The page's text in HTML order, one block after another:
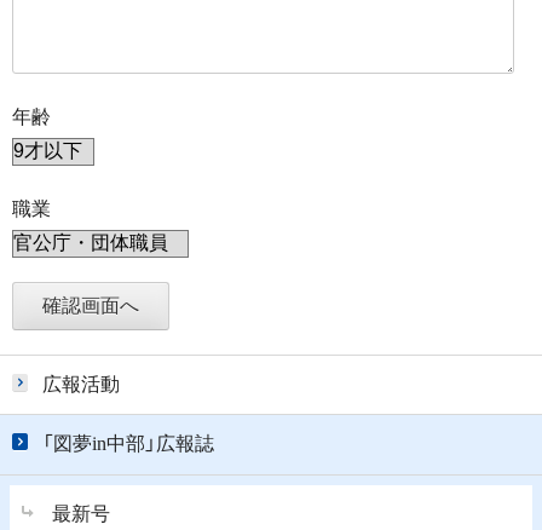
年齢
職業
広報活動
「図夢in中部」広報誌
最新号